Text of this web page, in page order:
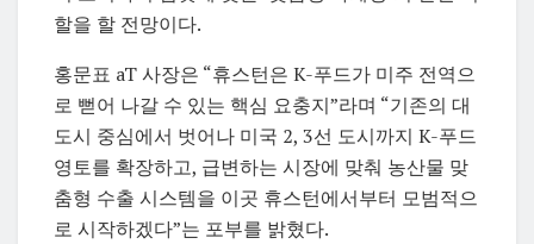
할을 할 전망이다.
홍문표 aT 사장은 “휴스턴은 K-푸드가 미주 전역으
로 뻗어 나갈 수 있는 핵심 요충지”라며 “기존의 대
도시 중심에서 벗어나 미국 2, 3선 도시까지 K-푸드
영토를 확장하고, 급변하는 시장에 맞춰 농산물 맞
춤형 수출 시스템을 이곳 휴스턴에서부터 모범적으
로 시작하겠다”는 포부를 밝혔다.